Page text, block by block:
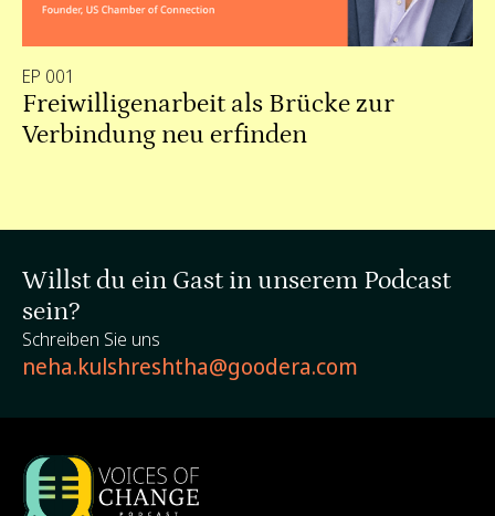
EP 001
Freiwilligenarbeit als Brücke zur
Verbindung neu erfinden
Willst du ein Gast in unserem Podcast
sein?
Schreiben Sie uns
neha.kulshreshtha@goodera.com